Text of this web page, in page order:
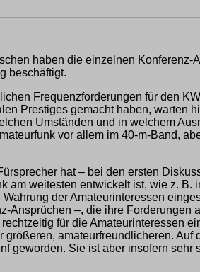
haben die einzelnen
beschäftigt.
Frequenzforderungen für den
Prestiges gemacht haben, warten
Umständen und in welchem
vor allem im 40-m-Band,
hat – bei den ersten
weitesten entwickelt ist, wie z.
der Amateurinteressen
–, die ihre Forderungen
für die Amateurinteressen
amateurfreundlicheren.
Sie ist aber insofern